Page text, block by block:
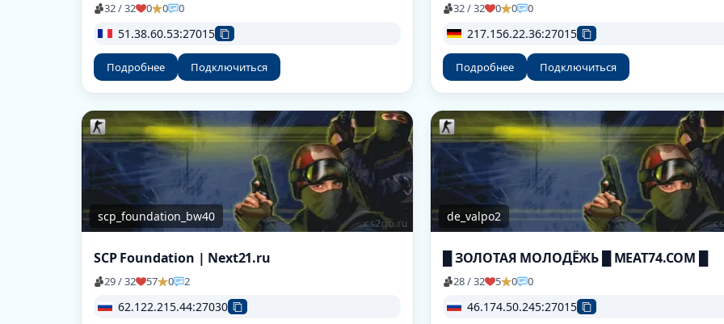
32 / 32 0 0 0
51.38.60.53:27015
Подробнее Подключиться
32 / 32 0 0 0
217.156.22.36:27015
Подробнее Подключиться
scp_foundation_bw40
SCP Foundation | Next21.ru
29 / 32 57 0 2
62.122.215.44:27030
de_valpo2
█ ЗОЛОТАЯ МОЛОДЁЖЬ █ MEAT74.COM █
28 / 32 5 0 0
46.174.50.245:27015